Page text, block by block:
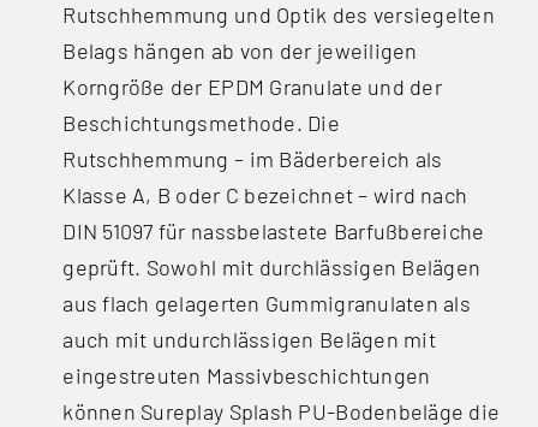
Rutschhemmung und Optik des versiegelten
Belags hängen ab von der jeweiligen
Korngröße der EPDM Granulate und der
Beschichtungsmethode. Die
Rutschhemmung – im Bäderbereich als
Klasse A, B oder C bezeichnet – wird nach
DIN 51097 für nassbelastete Barfußbereiche
geprüft. Sowohl mit durchlässigen Belägen
aus flach gelagerten Gummigranulaten als
auch mit undurchlässigen Belägen mit
eingestreuten Massivbeschichtungen
können Sureplay Splash PU-Bodenbeläge die